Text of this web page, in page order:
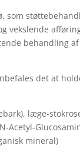
som
vekslende
behandling
det at
læge-
Acetyl-
mineral)